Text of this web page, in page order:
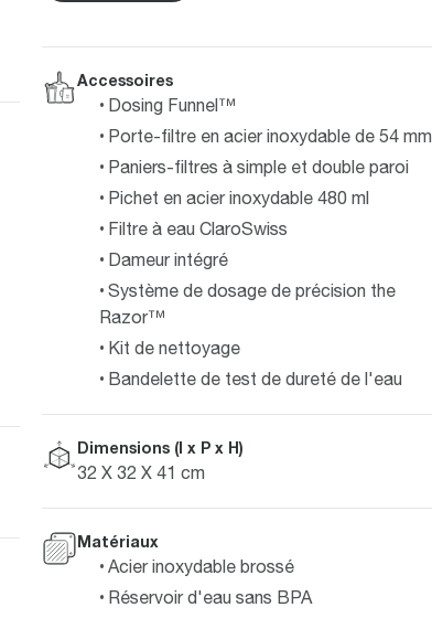
Accessoires
Dosing Funnel™
Porte-filtre en acier inoxydable de 54 mm
Paniers-filtres à simple et double paroi
Pichet en acier inoxydable 480 ml
Filtre à eau ClaroSwiss
Dameur intégré
Système de dosage de précision the
Razor™
Kit de nettoyage
Bandelette de test de dureté de l'eau
Dimensions (l x P x H)
32 X 32 X 41 cm
Matériaux
Acier inoxydable brossé
Réservoir d'eau sans BPA